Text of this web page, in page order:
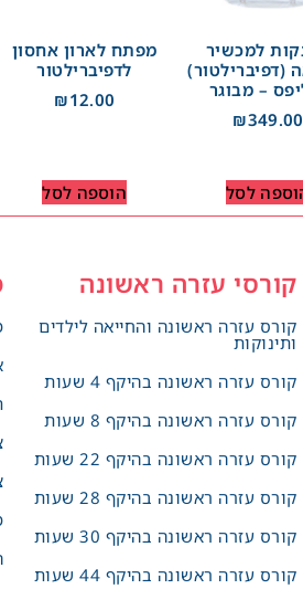
למכשיר
(דפיברילטור)
– מבוגר
₪349.00
לסל
מפתח לארון אחסון
לדפיברילטור
₪12.00
הוספה לסל
קורסי עזרה ראשונה
קורס עזרה ראשונה והחייאה לילדים
ותינוקות
קורס עזרה ראשונה בהיקף 4 שעות
קורס עזרה ראשונה בהיקף 8 שעות
קורס עזרה ראשונה בהיקף 22 שעות
קורס עזרה ראשונה בהיקף 28 שעות
קורס עזרה ראשונה בהיקף 30 שעות
קורס עזרה ראשונה בהיקף 44 שעות